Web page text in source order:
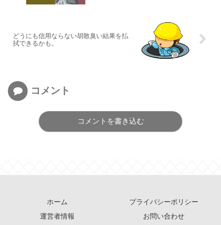
どうにも信用ならない胡散臭い結果を払
拭できるかも。
コメント
コメントを書き込む
ホーム
プライバシーポリシー
運営者情報
お問い合わせ